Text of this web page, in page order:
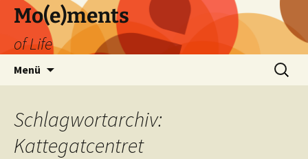
Zum
Inhalt
springen
Mo(e)ments
of Life
Menü
Suchen
nach:
Schlagwortarchiv:
Kattegatcentret